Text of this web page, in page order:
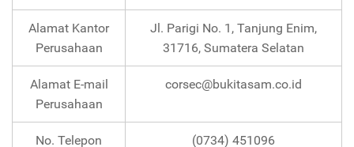
Alamat Kantor
Perusahaan
Jl. Parigi No. 1, Tanjung Enim,
31716, Sumatera Selatan
Alamat E-mail
Perusahaan
corsec@bukitasam.co.id
No. Telepon (0734) 451096